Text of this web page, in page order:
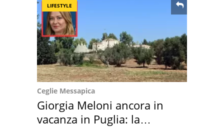
LIFESTYLE
Ceglie Messapica
Giorgia Meloni ancora in
vacanza in Puglia: la